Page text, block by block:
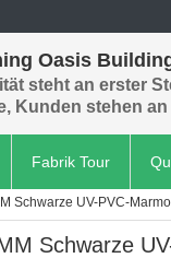
Oasis
steht an erster
Kunden stehen
Fabrik Tour
Schwarze UV-PVC-
Schwarze